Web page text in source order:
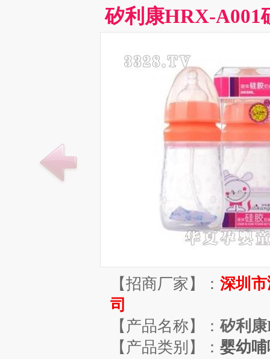
矽利康HRX-A001
【招商厂家】： 深圳
司
【产品名称】： 矽利
【产品类别】： 婴幼